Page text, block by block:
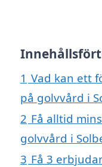
1 Vad kan ett
på golvvård i
2 Få alltid
golvvård i
3 Få 3